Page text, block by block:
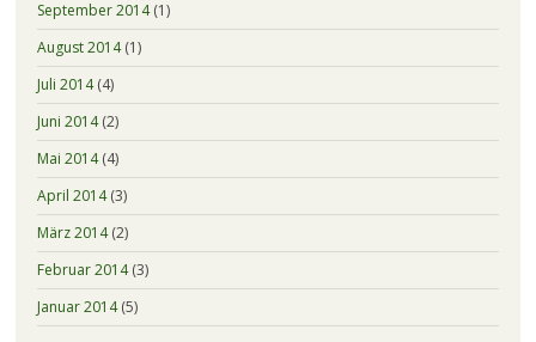
September 2014(1)
August 2014(1)
Juli 2014(4)
Juni 2014(2)
Mai 2014(4)
April 2014(3)
März 2014(2)
Februar 2014(3)
Januar 2014(5)